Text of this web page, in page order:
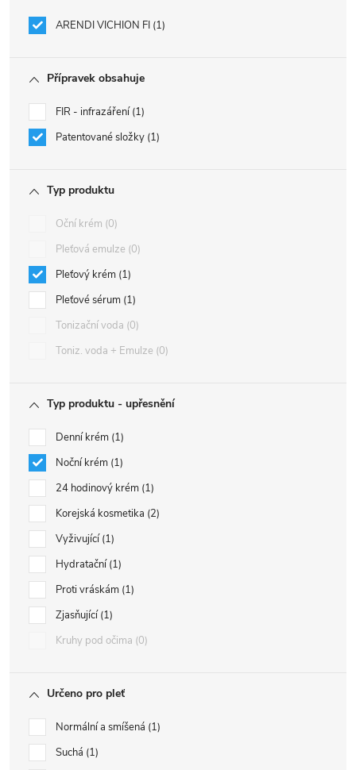
ARENDI VICHION FI 1
Přípravek obsahuje
FIR - infrazáření 1
Patentované složky 1
Typ produktu
Oční krém 0
Pleťová emulze 0
Pleťový krém 1
Pleťové sérum 1
Tonizační voda 0
Toniz. voda + Emulze 0
Typ produktu - upřesnění
Denní krém 1
Noční krém 1
24 hodinový krém 1
Korejská kosmetika 2
Vyživující 1
Hydratační 1
Proti vráskám 1
Zjasňující 1
Kruhy pod očima 0
Určeno pro pleť
Normální a smíšená 1
Suchá 1